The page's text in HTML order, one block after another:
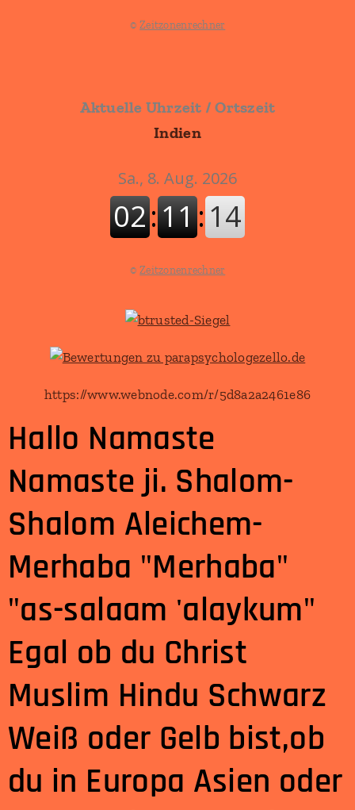
©Zeitzonenrechner
Aktuelle Uhrzeit / Ortszeit
Indien
©Zeitzonenrechner
https://www.webnode.com/r/5d8a2a2461e86
Hallo Namaste
Namaste ji. Shalom-
Shalom Aleichem-
Merhaba "Merhaba"
"as-salaam 'alaykum"
Egal ob du Christ
Muslim Hindu Schwarz
Weiß oder Gelb bist,ob
du in Europa Asien oder